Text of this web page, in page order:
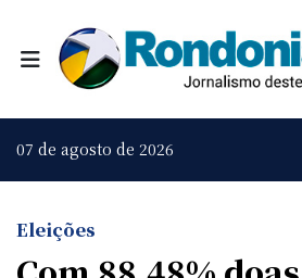
07 de agosto de 2026
Eleições